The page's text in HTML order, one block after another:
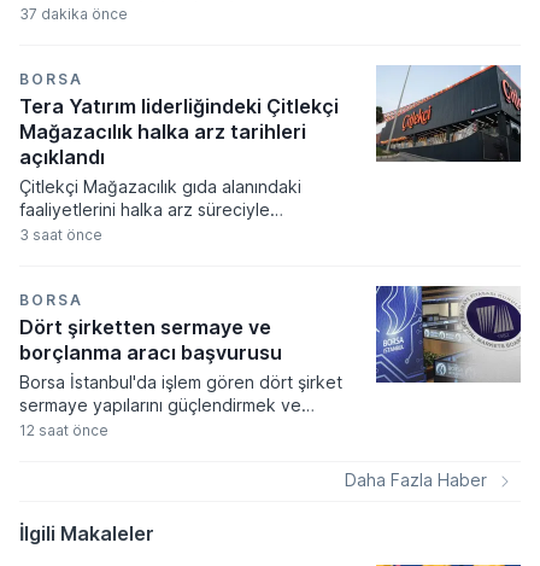
arasında yılın ilk yedi ayında yatırımcısını
sergilediği ocak-temmuz döneminde siyah-
beyazlıların hisseleri yüzde 17,2 oranında
yükseliş kaydetti.
37 dakika önce
BORSA
Tera Yatırım liderliğindeki Çitlekçi
Mağazacılık halka arz tarihleri
açıklandı
Çitlekçi Mağazacılık gıda alanındaki
faaliyetlerini halka arz süreciyle
genişletirken, pay başına 78,70 TL fiyat
payların satışı sonucunda toplamda 2 milyar
872 milyon 550 bin TL tutarında bir arz
büyüklüğüne ulaşmayı hedefliyor.
3 saat önce
BORSA
Dört şirketten sermaye ve
borçlanma aracı başvurusu
Borsa İstanbul'da işlem gören dört şirket
sermaye yapılarını güçlendirmek ve
stratejik hedeflerine ulaşmak amacıyla
başvurularda bulundu. Kamuyu Aydınlatma
göre 5-6 Ağustos tarihlerinde gerçekleşen
bu başvurular sermaye artırımı, tavan
12 saat önce
Daha Fazla Haber
İlgili Makaleler